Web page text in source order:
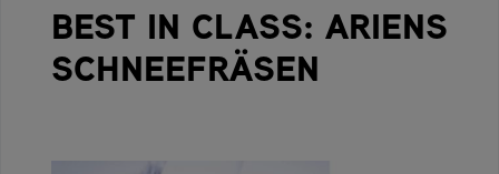
BEST IN CLASS: ARIENS
SCHNEEFRÄSEN